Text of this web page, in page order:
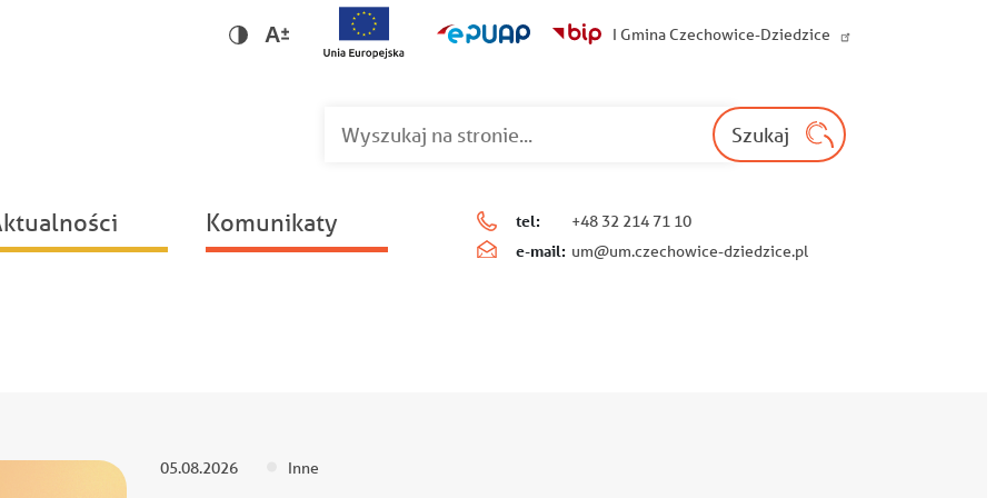
Wersja kontrastowa
Wersja dla niedowidzących I Gmina Czechowice-Dziedzice
Szukaj
Komunikaty tel: +48 32 214 71 10
e-mail: um@um.czechowice-dziedzice.pl
05.08.2026 Inne